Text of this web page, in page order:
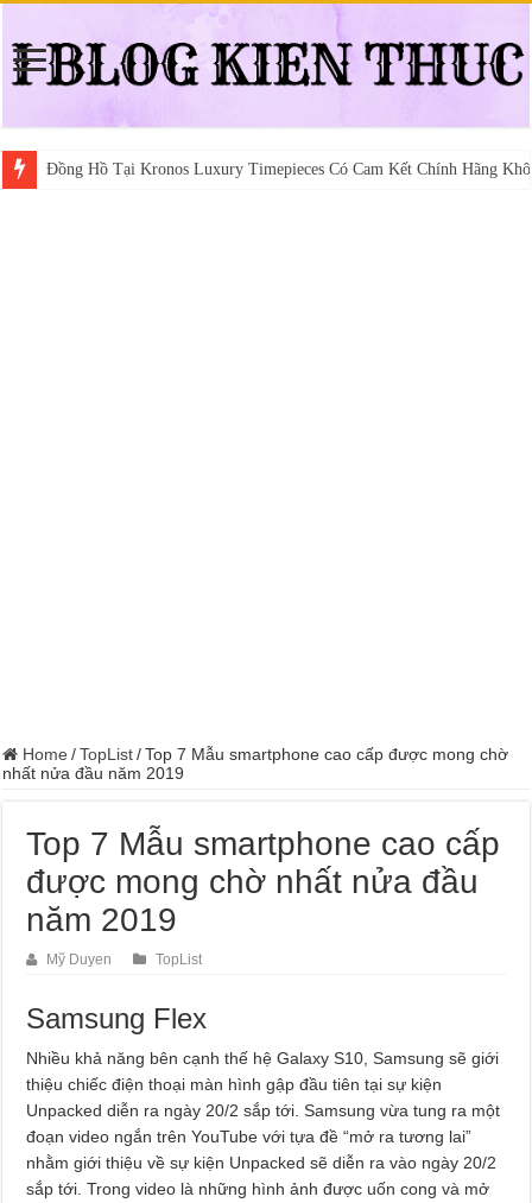
Đồng Hồ Tại Kronos Luxury Timepieces Có Cam Kết Chính Hãng
Home / TopList / Top 7 Mẫu smartphone cao cấp được mong chờ
nhất nửa đầu năm 2019
Top 7 Mẫu smartphone cao cấp
được mong chờ nhất nửa đầu
năm 2019
Mỹ Duyen TopList
Samsung Flex
Nhiều khả năng bên cạnh thế hệ Galaxy S10, Samsung sẽ giới
thiệu chiếc điện thoại màn hình gập đầu tiên tại sự kiện
Unpacked diễn ra ngày 20/2 sắp tới. Samsung vừa tung ra một
đoạn video ngắn trên YouTube với tựa đề “mở ra tương lai”
nhằm giới thiệu về sự kiện Unpacked sẽ diễn ra vào ngày 20/2
sắp tới. Trong video là những hình ảnh được uốn cong và mở